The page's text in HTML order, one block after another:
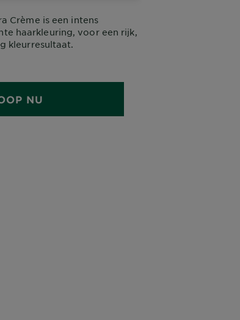
Crème is een intens
haarkleuring, voor een rijk,
kleurresultaat.
NU